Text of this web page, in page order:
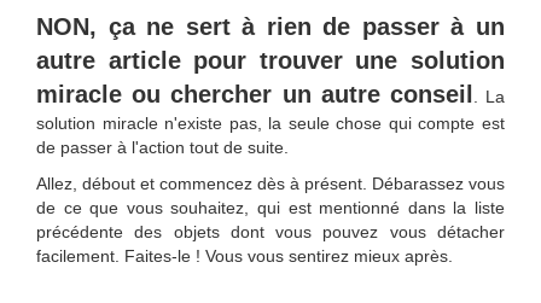
NON, ça ne sert à rien de passer à un
autre article pour trouver une solution
miracle ou chercher un autre conseil
. La
solution miracle n'existe pas, la seule chose qui compte est
de passer à l'action tout de suite.
Allez, débout et commencez dès à présent. Débarassez vous
de ce que vous souhaitez, qui est mentionné dans la liste
précédente des objets dont vous pouvez vous détacher
facilement. Faites-le ! Vous vous sentirez mieux après.